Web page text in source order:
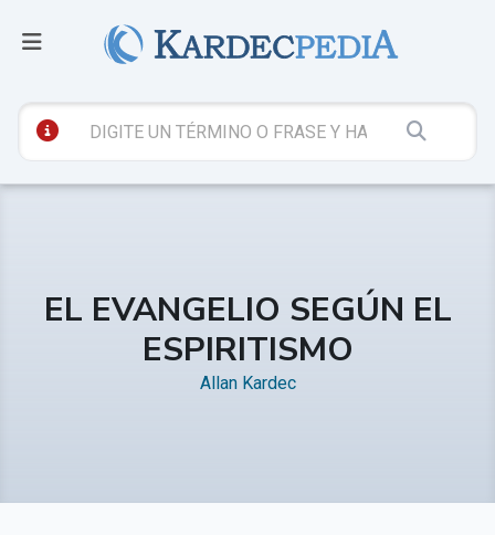
EL EVANGELIO SEGÚN EL
ESPIRITISMO
Allan Kardec